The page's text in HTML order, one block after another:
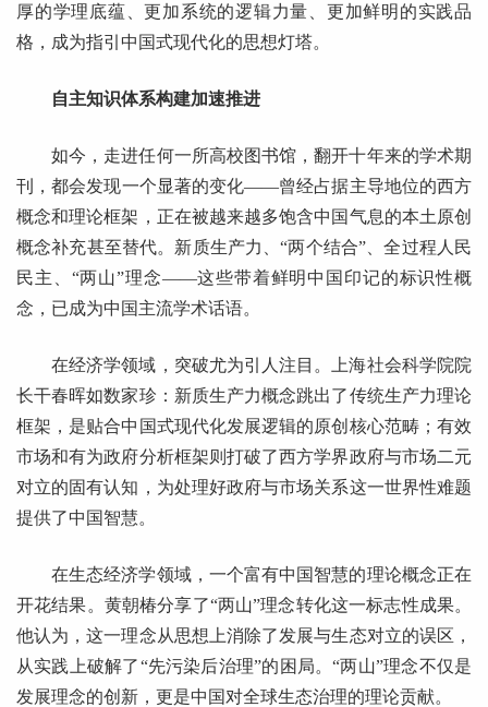
厚的学理底蕴、更加系统的逻辑力量、更加鲜明的实践品
格，成为指引中国式现代化的思想灯塔。
自主知识体系构建加速推进
如今，走进任何一所高校图书馆，翻开十年来的学术期
刊，都会发现一个显著的变化——曾经占据主导地位的西方
概念和理论框架，正在被越来越多饱含中国气息的本土原创
概念补充甚至替代。新质生产力、“两个结合”、全过程人民
民主、“两山”理念——这些带着鲜明中国印记的标识性概
念，已成为中国主流学术话语。
在经济学领域，突破尤为引人注目。上海社会科学院院
长干春晖如数家珍：新质生产力概念跳出了传统生产力理论
框架，是贴合中国式现代化发展逻辑的原创核心范畴；有效
市场和有为政府分析框架则打破了西方学界政府与市场二元
对立的固有认知，为处理好政府与市场关系这一世界性难题
提供了中国智慧。
在生态经济学领域，一个富有中国智慧的理论概念正在
开花结果。黄朝椿分享了“两山”理念转化这一标志性成果。
他认为，这一理念从思想上消除了发展与生态对立的误区，
从实践上破解了“先污染后治理”的困局。“两山”理念不仅是
发展理念的创新，更是中国对全球生态治理的理论贡献。